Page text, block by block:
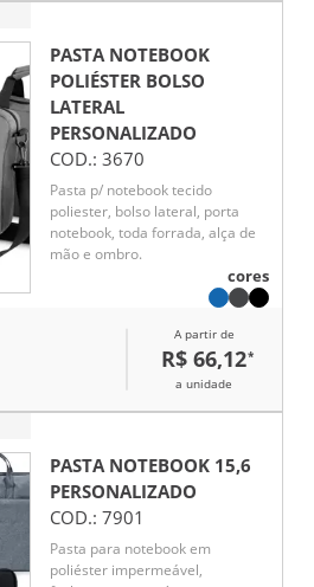
PASTA NOTEBOOK
POLIÉSTER BOLSO
LATERAL
PERSONALIZADO
COD.: 3670
Pasta p/ notebook tecido
poliester, bolso lateral, porta
notebook, toda forrada, alça de
mão e ombro.
cores
A partir de
R$ 66,12*
a unidade
PASTA NOTEBOOK 15,6
PERSONALIZADO
COD.: 7901
Pasta para notebook em
poliéster impermeável,